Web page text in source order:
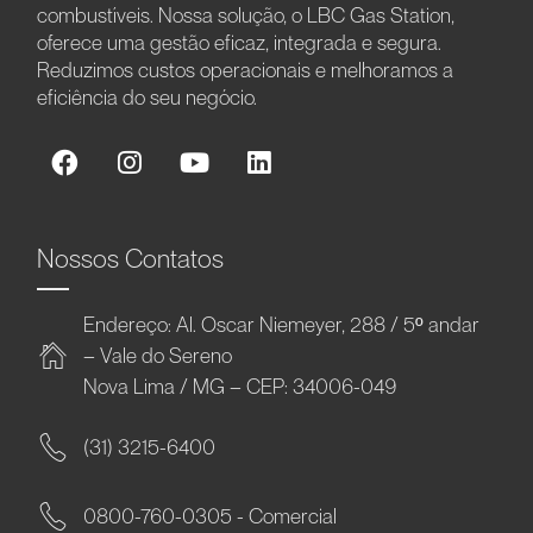
combustíveis. Nossa solução, o LBC Gas Station,
oferece uma gestão eficaz, integrada e segura.
Reduzimos custos operacionais e melhoramos a
eficiência do seu negócio.
Nossos Contatos
Endereço: Al. Oscar Niemeyer, 288 / 5º andar
– Vale do Sereno
Nova Lima / MG – CEP: 34006-049
(31) 3215-6400
0800-760-0305 - Comercial